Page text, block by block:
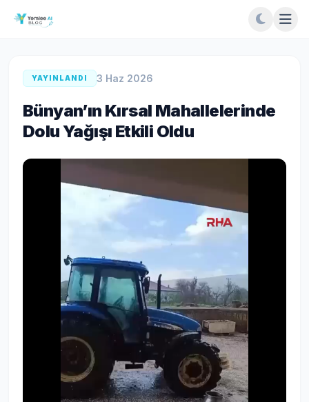
YAYINLANDI 3 Haz 2026
Bünyan’ın Kırsal Mahallelerinde
Dolu Yağışı Etkili Oldu